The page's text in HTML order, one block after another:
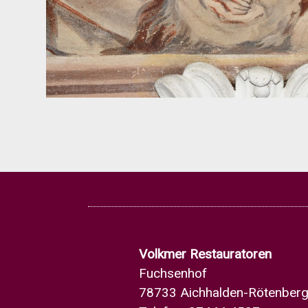
Volkmer Restauratoren
Fuchsenhof
78733 Aichhalden-Rötenberg